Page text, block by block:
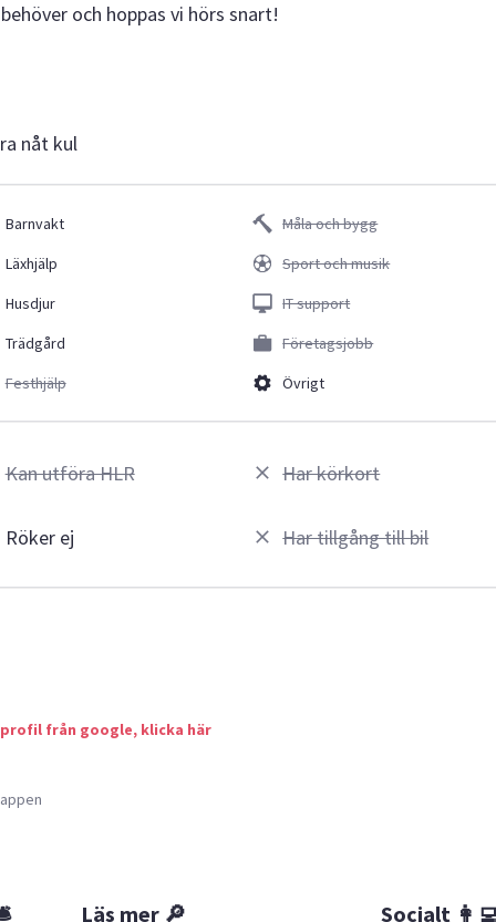
och hoppas vi hörs snart!
nåt kul
Barnvakt
Läxhjälp
Husdjur
Trädgård
Festhjälp
Måla och bygg
Sport och musik
IT support
Företagsjobb
Övrigt
Kan utföra HLR
Röker ej
Har körkort
Har tillgång till bil
från google, klicka här
Läs mer 🔎 Socialt